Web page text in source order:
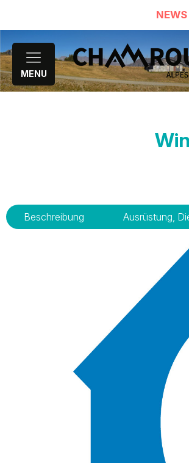
NEWS
MENU
Beschreibung Ausrüstung,